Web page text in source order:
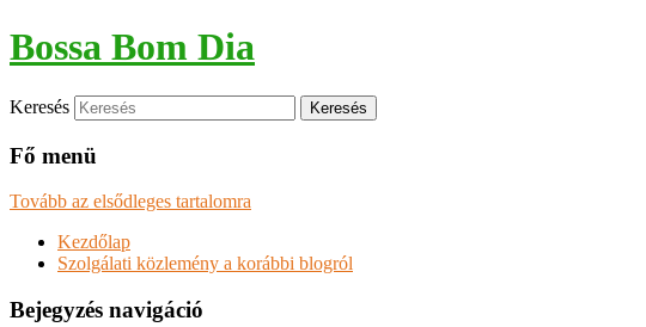
Bossa Bom Dia
Keresés
Fő menü
Tovább az elsődleges tartalomra
Kezdőlap
Szolgálati közlemény a korábbi blogról
Bejegyzés navigáció